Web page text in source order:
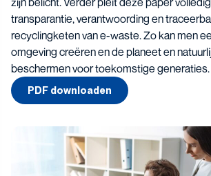
transparantie, verantwoording en
recyclingketen van e-waste. Zo kan men
omgeving creëren en de planeet en
beschermen voor toekomstige generaties.
PDF downloaden